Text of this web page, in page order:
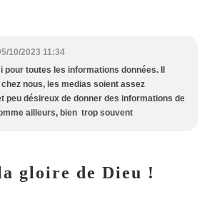
10/2023 11:34
pour toutes les informations données. Il
nous, les medias soient assez
peu désireux de donner des informations de
ailleurs, bien trop souvent
gloire de Dieu !